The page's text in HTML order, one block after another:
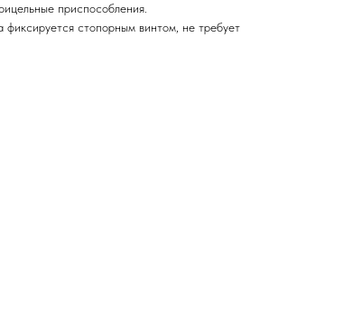
приспособления.
фиксируется стопорным винтом, не требует